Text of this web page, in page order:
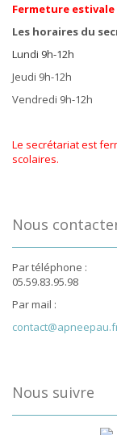
Fermeture estivale
Les horaires du
Lundi 9h-12h
Jeudi 9h-12h
Vendredi 9h-12h
Le secrétariat est
scolaires.
Nous
Par téléphone :
05.59.83.95.98
Par mail :
Nous suivre